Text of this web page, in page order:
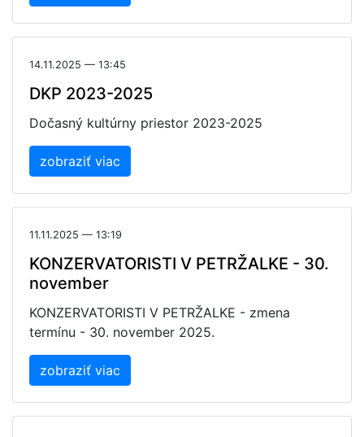
14.11.2025 — 13:45
DKP 2023-2025
Dočasný kultúrny priestor 2023-2025
zobraziť viac
11.11.2025 — 13:19
KONZERVATORISTI V PETRŽALKE - 30.
november
KONZERVATORISTI V PETRŽALKE - zmena
termínu - 30. november 2025.
zobraziť viac